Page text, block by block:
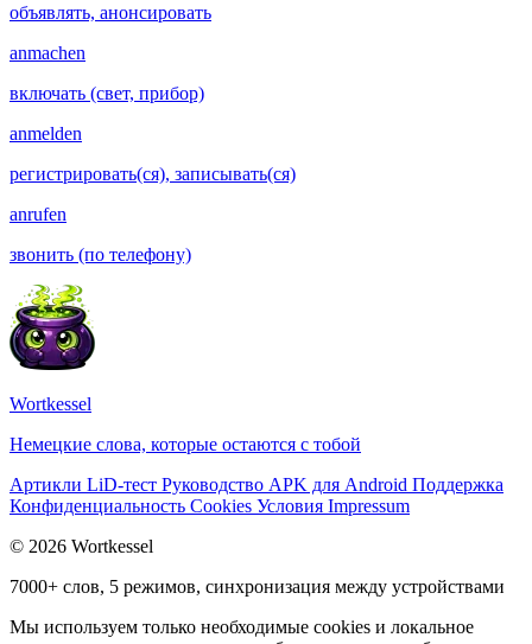
объявлять, анонсировать
anmachen
включать (свет, прибор)
anmelden
регистрировать(ся), записывать(ся)
anrufen
звонить (по телефону)
Wortkessel
Немецкие слова, которые остаются с тобой
Артикли LiD-тест Руководство APK для Android Поддержка
Конфиденциальность Cookies Условия Impressum
© 2026 Wortkessel
7000+ слов, 5 режимов, синхронизация между устройствами
Мы используем только необходимые cookies и локальное